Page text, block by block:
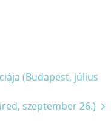
(Budapest, július
szeptember 26.)